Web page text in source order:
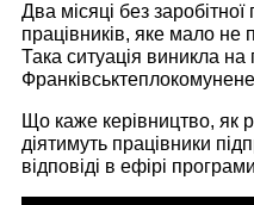
Два місяці без
працівників, яке мало не
Така ситуація виникла на
Що каже керівництво, як
діятимуть працівники
відповіді в ефірі